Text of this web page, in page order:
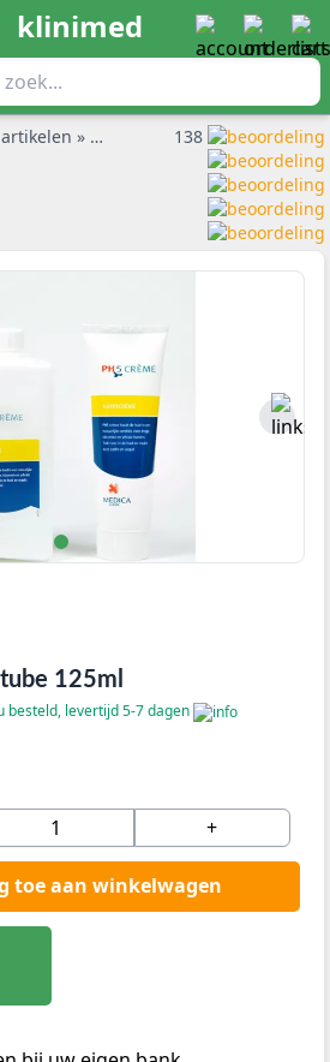
klinimed
» Barrière Crème»PH5
138
125ml
besteld, levertijd 5-7 dagen
+
toe aan winkelwagen